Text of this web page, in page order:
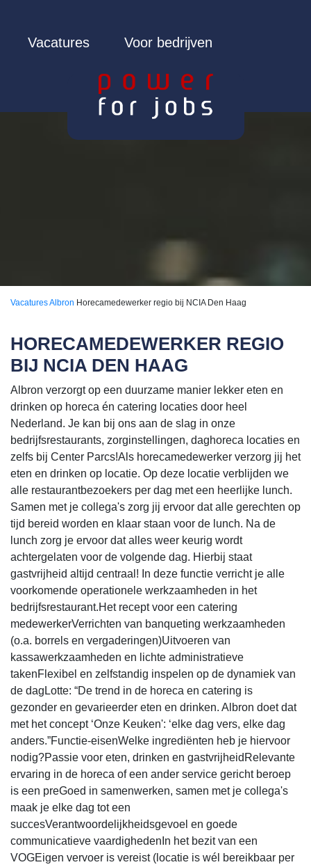
Vacatures Voor bedrijven
VacaturesAlbron Horecamedewerker regio bij NCIA Den Haag
HORECAMEDEWERKER REGIO
BIJ NCIA DEN HAAG
Albron verzorgt op een duurzame manier lekker eten en
drinken op horeca én catering locaties door heel
Nederland. Je kan bij ons aan de slag in onze
bedrijfsrestaurants, zorginstellingen, daghoreca locaties en
zelfs bij Center Parcs!Als horecamedewerker verzorg jij het
eten en drinken op locatie. Op deze locatie verblijden we
alle restaurantbezoekers per dag met een heerlijke lunch.
Samen met je collega's zorg jij ervoor dat alle gerechten op
tijd bereid worden en klaar staan voor de lunch. Na de
lunch zorg je ervoor dat alles weer keurig wordt
achtergelaten voor de volgende dag. Hierbij staat
gastvrijheid altijd centraal! In deze functie verricht je alle
voorkomende operationele werkzaamheden in het
bedrijfsrestaurant.Het recept voor een catering
medewerkerVerrichten van banqueting werkzaamheden
(o.a. borrels en vergaderingen)Uitvoeren van
kassawerkzaamheden en lichte administratieve
takenFlexibel en zelfstandig inspelen op de dynamiek van
de dagLotte: “De trend in de horeca en catering is
gezonder en gevarieerder eten en drinken. Albron doet dat
met het concept ‘Onze Keuken': ‘elke dag vers, elke dag
anders.”Functie-eisenWelke ingrediënten heb je hiervoor
nodig?Passie voor eten, drinken en gastvrijheidRelevante
ervaring in de horeca of een ander service gericht beroep
is een preGoed in samenwerken, samen met je collega's
maak je elke dag tot een
succesVerantwoordelijkheidsgevoel en goede
communicatieve vaardighedenIn het bezit van een
VOGEigen vervoer is vereist (locatie is wél bereikbaar per